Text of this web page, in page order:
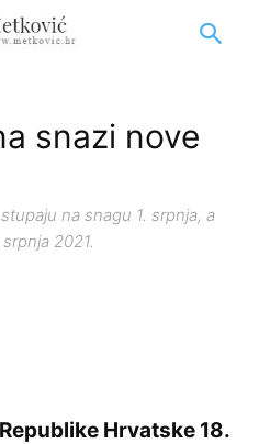
snazi nove
na snagu 1. srpnja, a
2021.
Hrvatske 18.